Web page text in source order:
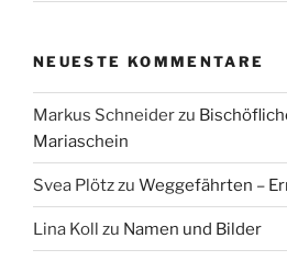
NEUESTE KOMMENTARE
Markus Schneiderzu
Mariaschein
Svea Plötzzu Weggefährten –
Lina Koll zu Namen und Bilder